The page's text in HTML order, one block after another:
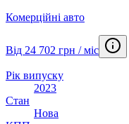
Комерційні авто
Від 24 702 грн / міс
Рік випуску
2023
Стан
Нова